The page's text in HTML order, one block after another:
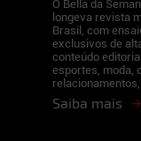
O Bella da
longeva revista
Brasil, com
exclusivos de
conteúdo
esportes, moda,
Saiba mais